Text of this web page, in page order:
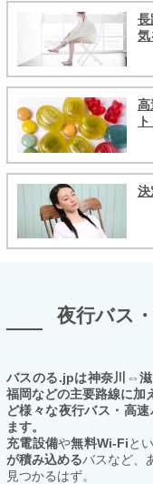
長
気
高
決
夜行バス
バスのる.jpは神奈川⇔滋
福岡などの主要路線に加
ど様々な夜行バス・高
ます。
充電設備や無料Wi-Fiと
が積み込めるバスなど、
見つかるはず。